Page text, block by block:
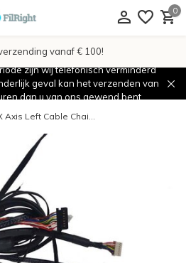
0
vanaf € 100!
zijn wij telefonisch verminderd
geval kan het verzenden van
dan u van ons gewend bent.
Axis Left Cable Chai...